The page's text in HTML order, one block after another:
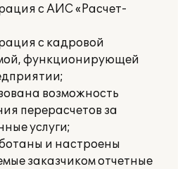
с АИС «Расчет-
с кадровой
функционирующей
возможность
перерасчетов за
услуги;
и настроены
заказчиком отчетные